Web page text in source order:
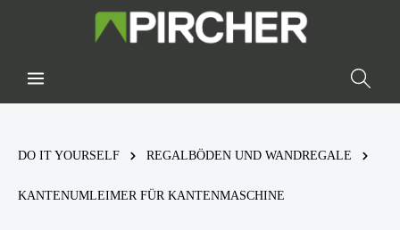
DO IT YOURSELF REGALBÖDEN UND WANDREGALE
KANTENUMLEIMER FÜR KANTENMASCHINE